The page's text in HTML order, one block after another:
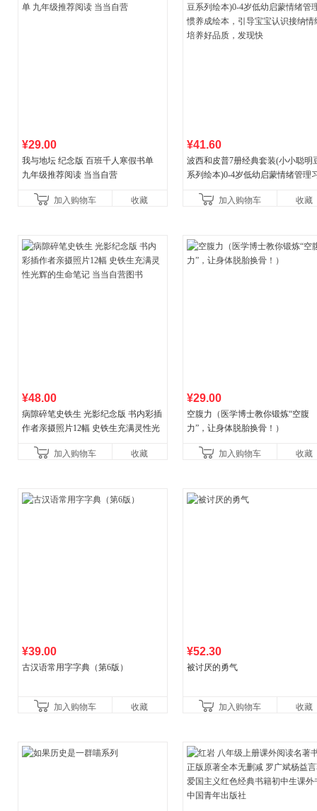
¥29.00
我与地坛 纪念版 百班千人寒假书单
九年级推荐阅读 当当自营
加入购物车 收藏
¥41.60
波西和皮普7册经典套装(小小聪明
系列绘本)0-4岁低幼启蒙情绪管理
养好品质，发现快
加入购物车 收藏
¥48.00
病隙碎笔史铁生 光影纪念版 书内彩插
作者亲摄照片12幅 史铁生充满灵性光
加入购物车
收藏
¥29.00
空腹力（医学博士教你锻炼“空腹
力”，让身体脱胎换骨！）
加入购物车 收藏
¥39.00
古汉语常用字字典（第6版）
加入购物车 收藏
¥52.30
被讨厌的勇气
加入购物车 收藏